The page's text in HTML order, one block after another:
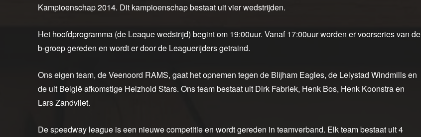
Kampioenschap 2014. Dit kampioenschap bestaat uit vier wedstrijden.
Het hoofdprogramma (de Leaque wedstrijd) begint om 19:00uur. Vanaf 17:00uur worden er voorseries van de
b-groep gereden en wordt er door de Leaguerijders getraind.
Ons eigen team, de Veenoord RAMS, gaat het opnemen tegen de Blijham Eagles, de Lelystad Windmills en
de uit België afkomstige Helzhold Stars. Ons team bestaat uit Dirk Fabriek, Henk Bos, Henk Koonstra en
Lars Zandvliet.
De speedway league is een nieuwe competitie en wordt gereden in teamverband. Elk team bestaat uit 4